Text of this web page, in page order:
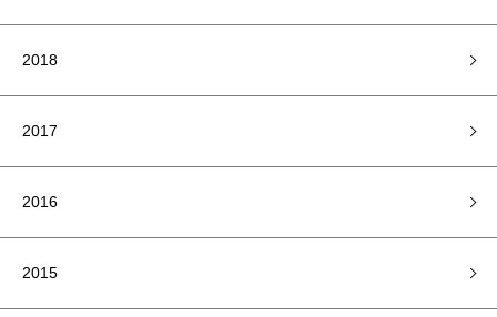
2018
2017
2016
2015